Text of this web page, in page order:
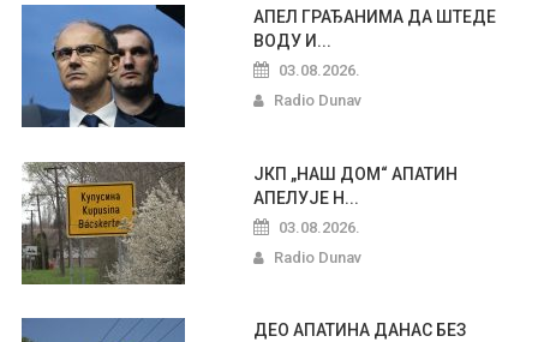
АПЕЛ ГРАЂАНИМА ДА ШТЕДЕ
ВОДУ И...
03.08.2026.
Radio Dunav
ЈКП „НАШ ДОМ“ АПАТИН
АПЕЛУЈЕ Н...
03.08.2026.
Radio Dunav
ДЕО АПАТИНА ДАНАС БЕЗ